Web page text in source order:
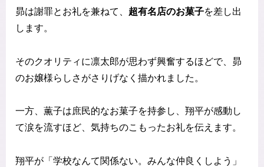
昴は謝罪とお礼を兼ねて、 超有名店のお菓子を差し出
します。
そのクオリティに凛太郎が思わず興奮するほどで、昴
のお嬢様らしさがさりげなく描かれました。
一方、薫子は庶民的なお菓子を持参し、翔平が感動し
て涙を流すほど、気持ちのこもったお礼を伝えます。
翔平が「学校なんて関係ない。みんな仲良くしよう」